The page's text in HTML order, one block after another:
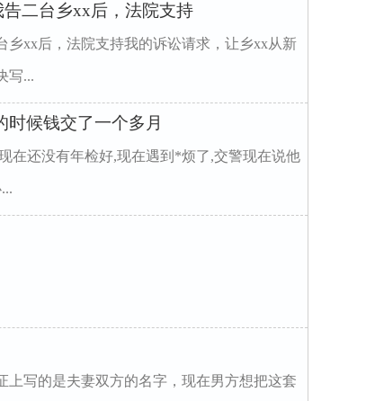
二台乡xx后，法院支持
xx后，法院支持我的诉讼请求，让乡xx从新
写...
候钱交了一个多月
在还没有年检好,现在遇到*烦了,交警现在说他
写的是夫妻双方的名字，现在男方想把这套